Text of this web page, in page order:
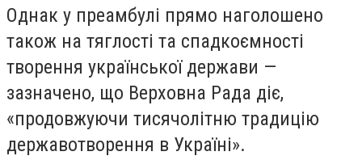
Однак у преамбулі прямо наголошено
також на тяглості та спадкоємності
творення української держави —
зазначено, що Верховна Рада діє,
«продовжуючи тисячолітню традицію
державотворення в Україні».